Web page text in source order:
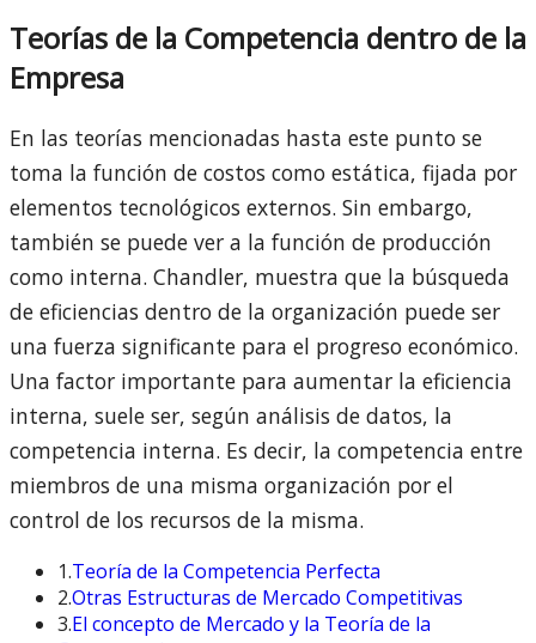
Teorías de la Competencia dentro de la
Empresa
En las teorías mencionadas hasta este punto se
toma la función de costos como estática, fijada por
elementos tecnológicos externos. Sin embargo,
también se puede ver a la función de producción
como interna. Chandler, muestra que la búsqueda
de eficiencias dentro de la organización puede ser
una fuerza significante para el progreso económico.
Una factor importante para aumentar la eficiencia
interna, suele ser, según análisis de datos, la
competencia interna. Es decir, la competencia entre
miembros de una misma organización por el
control de los recursos de la misma.
1.Teoría de la Competencia Perfecta
2.Otras Estructuras de Mercado Competitivas
3.El concepto de Mercado y la Teoría de la